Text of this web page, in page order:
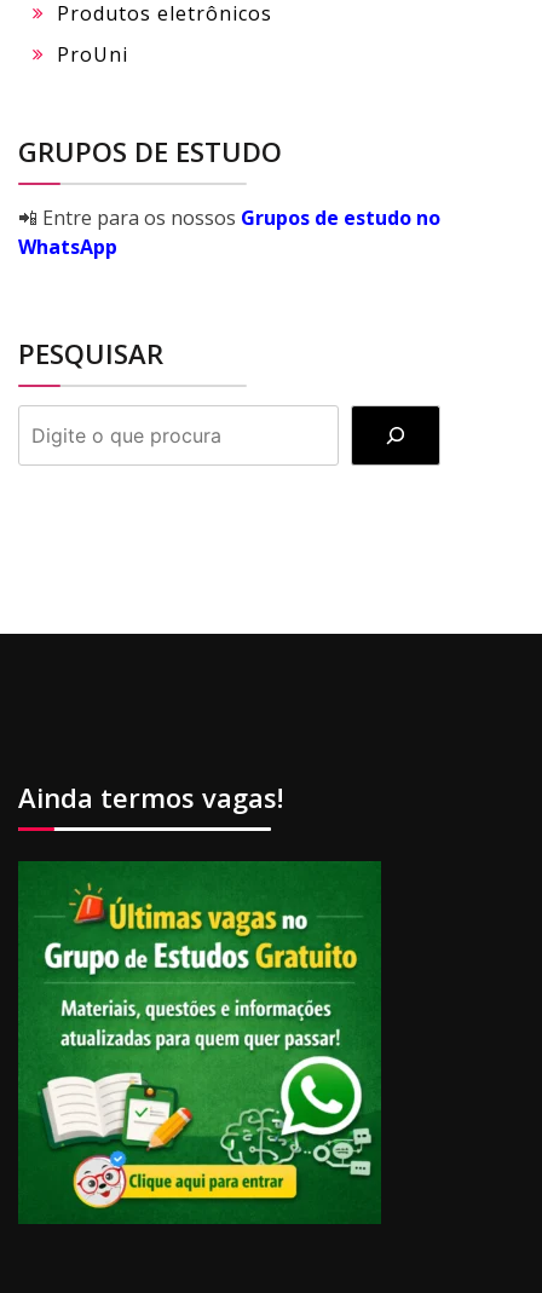
Produtos eletrônicos
ProUni
GRUPOS DE ESTUDO
📲 Entre para os nossos Grupos de estudo no
WhatsApp
PESQUISAR
PESQUISAR
Ainda termos vagas!